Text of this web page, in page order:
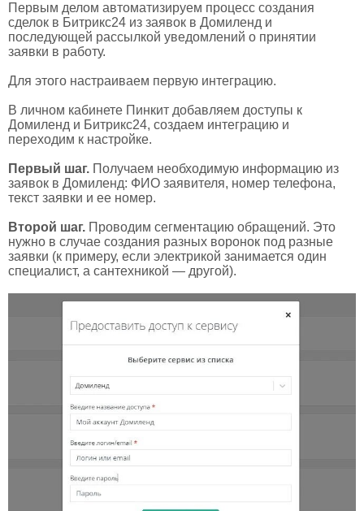
Первым делом автоматизируем процесс создания
сделок в Битрикс24 из заявок в Домиленд и
последующей рассылкой уведомлений о принятии
заявки в работу.
Для этого настраиваем первую интеграцию.
В личном кабинете Пинкит добавляем доступы к
Домиленд и Битрикс24, создаем интеграцию и
переходим к настройке.
Первый шаг. Получаем необходимую информацию из
заявок в Домиленд: ФИО заявителя, номер телефона,
текст заявки и ее номер.
Второй шаг. Проводим сегментацию обращений. Это
нужно в случае создания разных воронок под разные
заявки (к примеру, если электрикой занимается один
специалист, а сантехникой — другой).